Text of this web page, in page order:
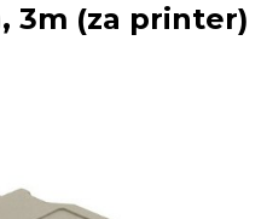
3m (za printer)